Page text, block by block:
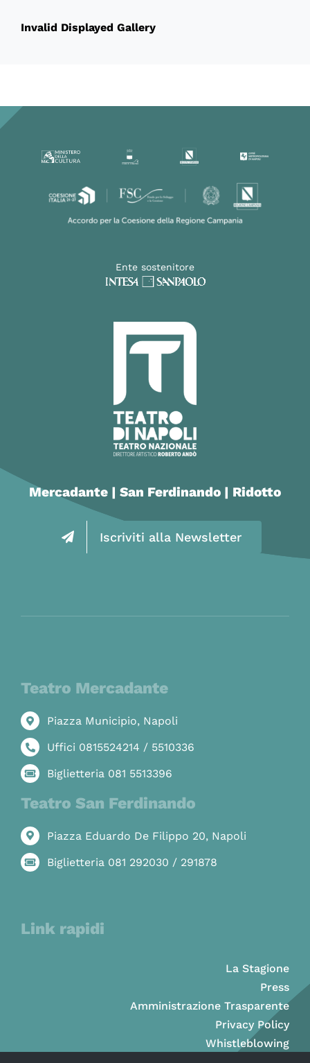
Invalid Displayed Gallery
Ente sostenitore
Mercadante | San Ferdinando | Ridotto
Iscriviti alla Newsletter
Teatro Mercadante
Piazza Municipio, Napoli
Uffici 0815524214 / 5510336
Biglietteria 081 5513396
Teatro San Ferdinando
Piazza Eduardo De Filippo 20, Napoli
Biglietteria 081 292030 / 291878
Link rapidi
La Stagione
Press
Amministrazione Trasparente
Privacy Policy
Whistleblowing